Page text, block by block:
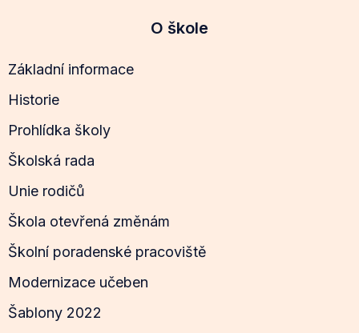
O škole
Základní informace
Historie
Prohlídka školy
Školská rada
Unie rodičů
Škola otevřená změnám
Školní poradenské pracoviště
Modernizace učeben
Šablony 2022